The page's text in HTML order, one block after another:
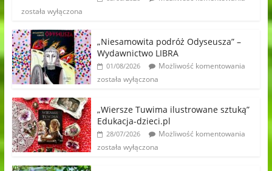
została wyłączona
„Niesamowita podróż Odyseusza” –
Wydawnictwo LIBRA
01/08/2026
Możliwość komentowania
została wyłączona
„Wiersze Tuwima ilustrowane sztuką”
Edukacja-dzieci.pl
28/07/2026
Możliwość komentowania
została wyłączona